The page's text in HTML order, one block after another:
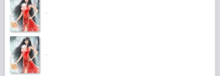
...
...